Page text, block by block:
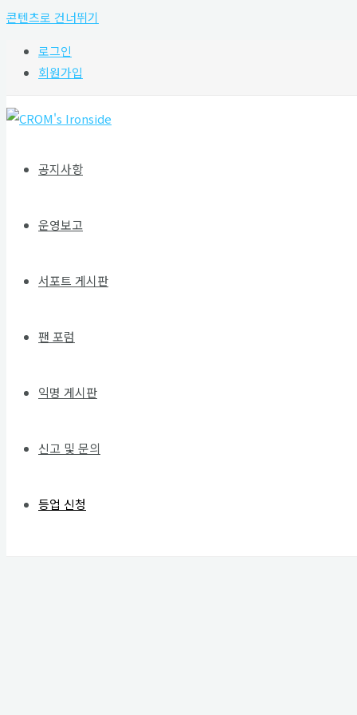
콘텐츠로 건너뛰기
로그인
회원가입
공지사항
운영보고
서포트 게시판
팬 포럼
익명 게시판
신고 및 문의
등업 신청